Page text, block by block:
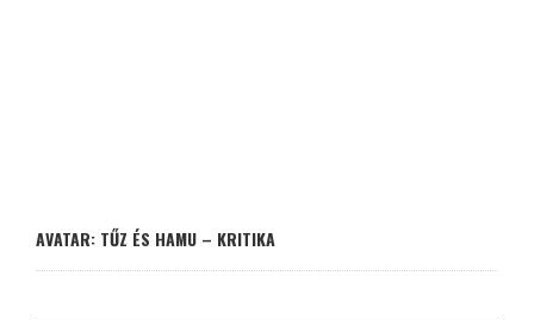
AVATAR: TŰZ ÉS HAMU – KRITIKA